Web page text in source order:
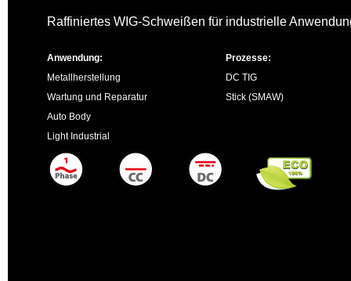
Raffiniertes WIG-Schweißen für industrielle
Anwendung:
Metallherstellung
Wartung und Reparatur
Auto Body
Light Industrial
Prozesse:
DC TIG
Stick (SMAW)